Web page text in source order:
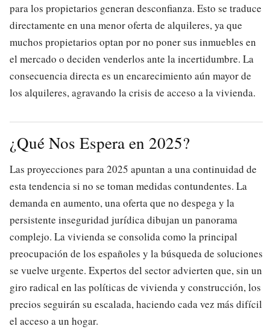
para los propietarios generan desconfianza. Esto se traduce
directamente en una menor oferta de alquileres, ya que
muchos propietarios optan por no poner sus inmuebles en
el mercado o deciden venderlos ante la incertidumbre. La
consecuencia directa es un encarecimiento aún mayor de
los alquileres, agravando la crisis de acceso a la vivienda.
¿Qué Nos Espera en 2025?
Las proyecciones para 2025 apuntan a una continuidad de
esta tendencia si no se toman medidas contundentes. La
demanda en aumento, una oferta que no despega y la
persistente inseguridad jurídica dibujan un panorama
complejo. La vivienda se consolida como la principal
preocupación de los españoles y la búsqueda de soluciones
se vuelve urgente. Expertos del sector advierten que, sin un
giro radical en las políticas de vivienda y construcción, los
precios seguirán su escalada, haciendo cada vez más difícil
el acceso a un hogar.